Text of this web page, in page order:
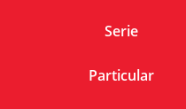
Serie
Particular